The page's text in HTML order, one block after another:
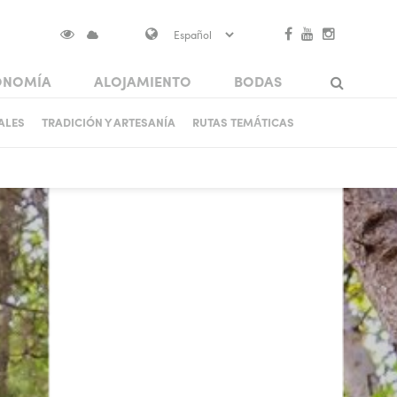
TRADICIÓN Y ARTESANÍA RUTAS TEMÁTICAS
ALOJAMIENTO BODAS
EN VISOKO
Search